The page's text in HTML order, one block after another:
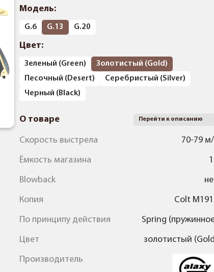
Модель:
G.6 G.13 G.20
Цвет:
Зеленый (Green)
Золотистый (Gold)
Песочный (Desert)
Серебристый (Silver)
Черный (Black)
О товаре Перейти к описанию
Скорость выстрела 70-79
Ёмкость магазина
Blowback
Копия Colt
По принципу действия Spring
Цвет золотистый
Производитель